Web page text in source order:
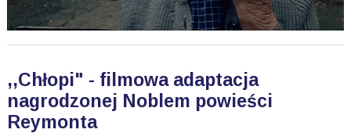
,,Chłopi" - filmowa adaptacja
nagrodzonej Noblem powieści
Reymonta